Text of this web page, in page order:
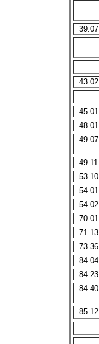
39.07
43.02
45.01
48.01
49.07
49.11
53.10
54.01
54.02
70.01
71.13
73.36
84.04
84.23
84.40
85.12